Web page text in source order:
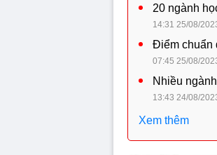
20 ngành
14:31 25/08/
Điểm chuẩn
07:45 25/08/
Nhiều
13:43 24/08/
Xem thêm